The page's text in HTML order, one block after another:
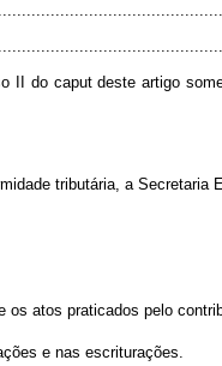
II do caput deste artigo
tributária, a
os atos praticados pelo
e nas escriturações.